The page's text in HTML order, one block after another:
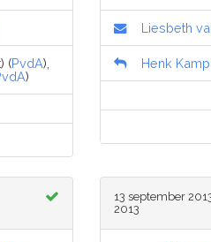
(PvdA),
)
Liesbeth
Henk Kamp
13 september
2013